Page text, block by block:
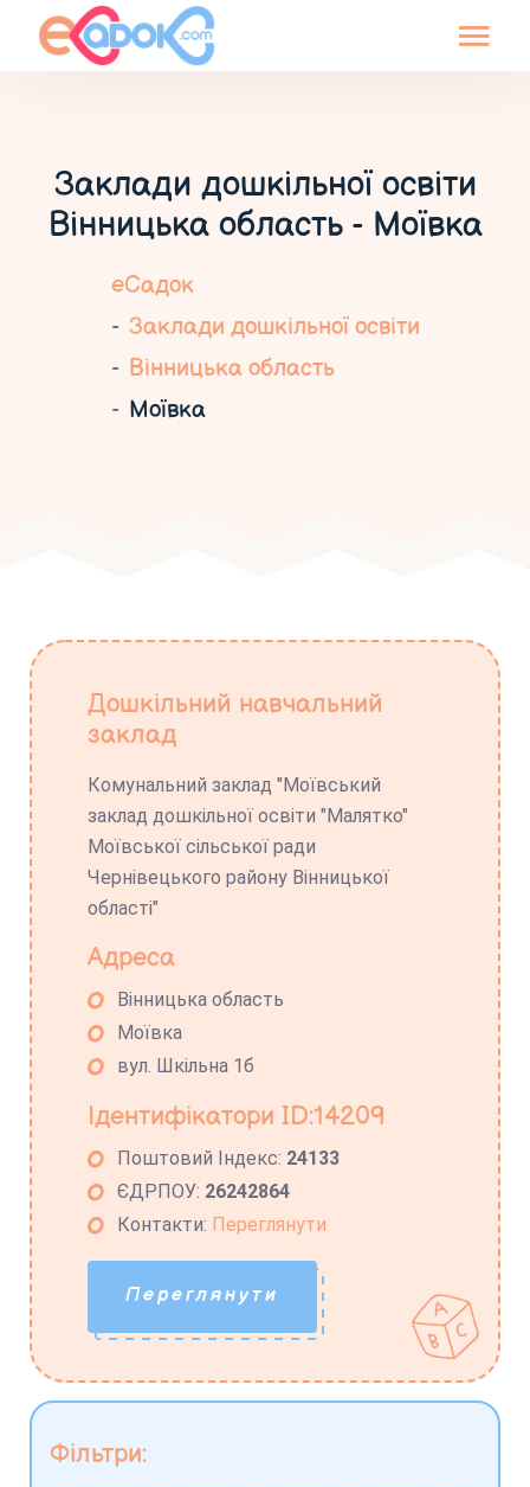
Заклади дошкільної освіти
Вінницька область - Моївка
еСадок
Заклади дошкільної освіти
Вінницька область
Моївка
Фільтри:
Дошкільний навчальний
заклад
Комунальний заклад "Моївський
заклад дошкільної освіти "Малятко"
Моївської сільської ради
Чернівецького району Вінницької
області"
Адреса
Вінницька область
Моївка
вул. Шкільна 1б
Ідентифікатори ID:14209
Поштовий Індекс: 24133
ЄДРПОУ: 26242864
Контакти: Переглянути
Переглянути